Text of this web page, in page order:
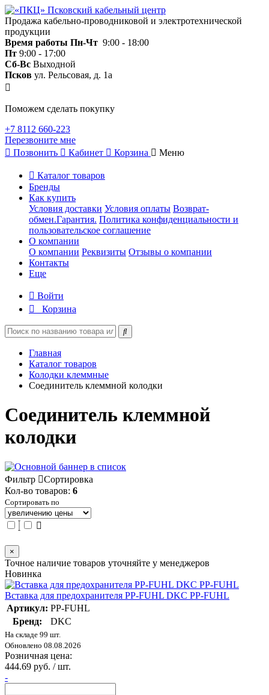
Продажа кабельно-проводниковой и электротехнической
продукции
Время работы Пн-Чт 9:00 - 18:00
Пт 9:00 - 17:00
Сб-Вс Выходной
Псков ул. Рельсовая, д. 1а
Поможем сделать покупку
+7 8112 660-223
Перезвоните мне
Позвонить
Кабинет Корзина Меню
Каталог товаров
Бренды
Как купить
Условия доставки Условия оплаты Возврат-
обмен.Гарантия. Политика конфиденциальности и
пользовательское соглашение
О компании
О компании Реквизиты Отзывы о компании
Контакты
Еще
Войти
Корзина
Главная
Каталог товаров
Колодки клеммные
Соединитель клеммной колодки
Соединитель клеммной
колодки
Фильтр
Сортировка
Кол-во товаров: 6
Сортировать по
×
Точное наличие товаров уточняйте у менеджеров
Новинка
Вставка для предохранителя PP-FUHL DKC PP-FUHL
Артикул: PP-FUHL
Бренд:
DKC
На складе 99 шт.
Обновлено 08.08.2026
Розничная цена:
444.69 руб. / шт.
-